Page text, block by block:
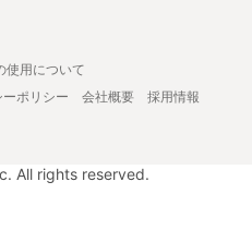
使用について
ポリシー 会社概要
採用情報
All rights reserved.